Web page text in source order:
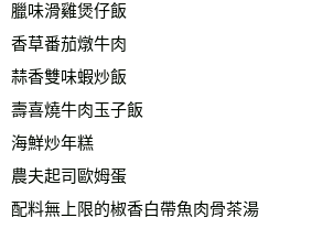
臘味滑雞煲仔飯
香草番茄燉牛肉
蒜香雙味蝦炒飯
壽喜燒牛肉玉子飯
海鮮炒年糕
農夫起司歐姆蛋
配料無上限的椒香白帶魚肉骨茶湯